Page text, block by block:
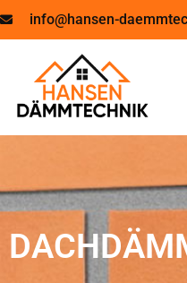
info@hansen-